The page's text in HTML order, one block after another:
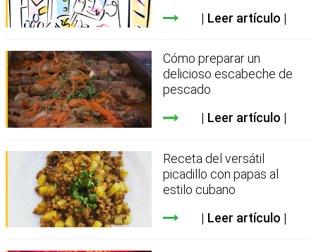
Leer artículo
Cómo preparar un
delicioso escabeche de
pescado
Leer artículo
Receta del versátil
picadillo con papas al
estilo cubano
Leer artículo